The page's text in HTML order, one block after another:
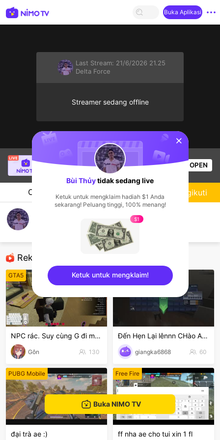
Buka Aplikasi
Last Stream: 21/6/2026 21.25
Delta Force
Streamer sedang offline
Buz Em Bé fr FAIRIESsedang siaran langsung!
520 Penonton OPEN
Chat Streamer
Rekomendasi
GTA5
NPC rác. Suy cùng G đi mòooo😭
Gôn 130
Crossfire: Legends
Đến Hẹn Lại lênnn CHào ACE
giangka6868 60
PUBG Mobile
đại trà ae :)
Free Fire
ff nha ae cho tui xin 1 fl
Mengikuti
Buka NIMO TV
sentinelStart
Bùi Thủytidak sedang live
Ketuk untuk mengklaim hadiah $1 Anda
sekarang! Peluang tinggi, 100% menang!
$1
Ketuk untuk mengklaim!
sentinelEnd